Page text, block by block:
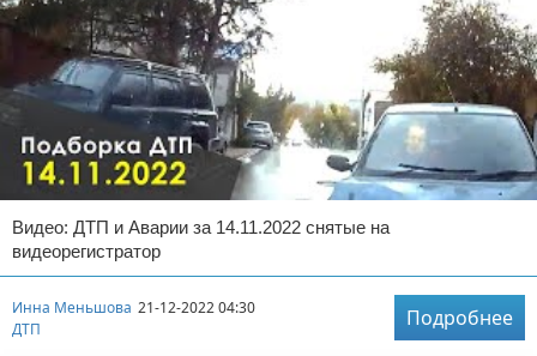
Видео: ДТП и Аварии за 14.11.2022 снятые на
видеорегистратор
Инна Меньшова 21-12-2022 04:30
ДТП
Подробнее